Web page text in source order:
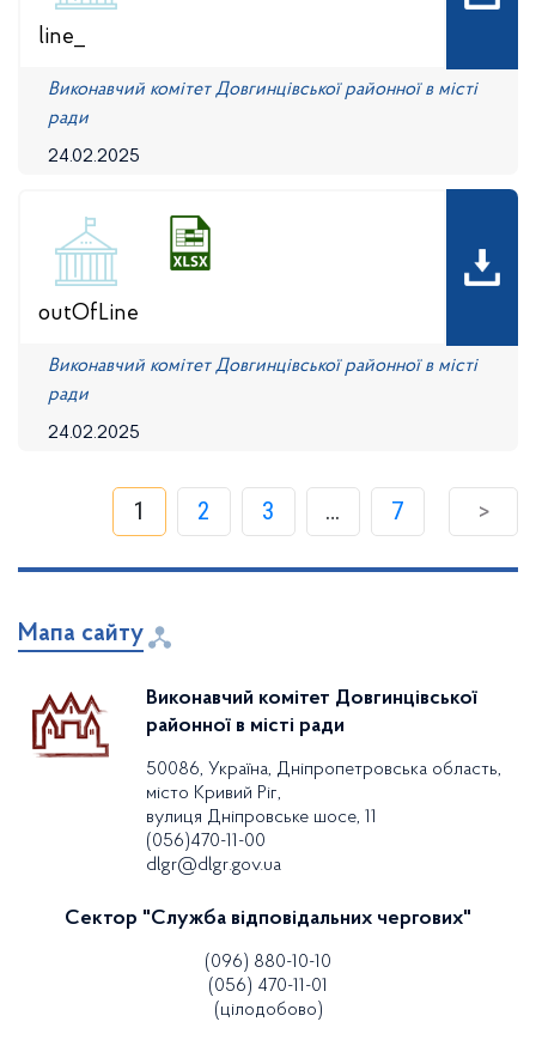
line_
24.02.2025
Виконавчий комітет Довгинцівської районної в місті
ради
outOfLine
24.02.2025
Виконавчий комітет Довгинцівської районної в місті
ради
1 2 3 … 7 >
Мапа сайту
Виконавчий комітет Довгинцівської
районної в місті ради
50086, Україна, Дніпропетровська область,
місто Кривий Ріг,
вулиця Дніпровське шосе, 11
(056)470-11-00
dlgr@dlgr.gov.ua
Сектор "Служба відповідальних чергових"
(096) 880-10-10
(056) 470-11-01
(цілодобово)